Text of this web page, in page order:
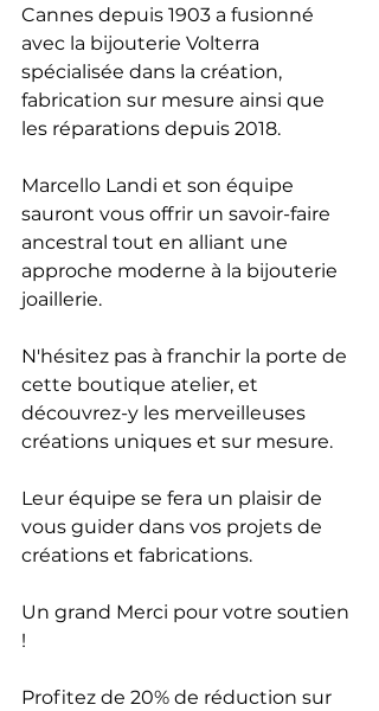
Cannes depuis 1903 a fusionné
avec la bijouterie Volterra
spécialisée dans la création,
fabrication sur mesure ainsi que
les réparations depuis 2018.
Marcello Landi et son équipe
sauront vous offrir un savoir-faire
ancestral tout en alliant une
approche moderne à la bijouterie
joaillerie.
N'hésitez pas à franchir la porte de
cette boutique atelier, et
découvrez-y les merveilleuses
créations uniques et sur mesure.
Leur équipe se fera un plaisir de
vous guider dans vos projets de
créations et fabrications.
Un grand Merci pour votre soutien
!
Profitez de 20% de réduction sur